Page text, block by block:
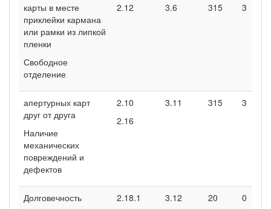
карты в месте
приклей­ки кармана
или рамки из липкой
пленки
Свободное
отделение
2.12 3.6 315 3
апертурных карт
друг от друга
Наличие
механических
повреждений и
дефектов
2.10
2.16
3.11 315 3
Долговечность 2.18.1 3.12 20 0